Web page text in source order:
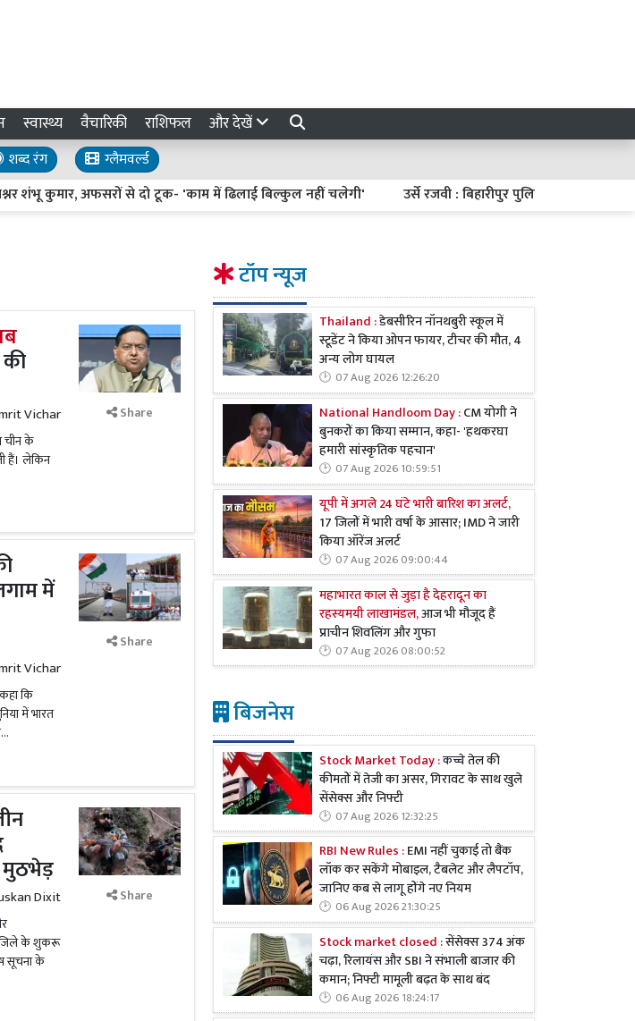
स्वास्थ्य वैचारिकी राशिफल और देखें
शब्द रंग
ग्लैमवर्ल्ड
कुमार, अफसरों से दो टूक- 'काम में ढिलाई बिल्कुल नहीं चलेगी' उर्से रजवी : बिहारीपुर पुलिस चौके पहुंचे डीएम
Vichar
चीन के
हैं। लेकिन
Share
में
Vichar
कि
में भारत
Share
मुठभेड़
Dixit
जिले के शुकरू
सूचना के
Share
टॉप न्यूज
Thailand :डेबसीरिन नॉनथबुरी स्कूल में
स्टूडेंट ने किया ओपन फायर, टीचर की मौत, 4
अन्य लोग घायल
07 Aug 2026 12:26:20
National Handloom Day :CM योगी ने
बुनकरों का किया सम्मान, कहा- 'हथकरघा
हमारी सांस्कृतिक पहचान'
07 Aug 2026 10:59:51
यूपी में अगले 24 घंटे भारी बारिश का अलर्ट,
17 जिलों में भारी वर्षा के आसार; IMD ने जारी
किया ऑरेंज अलर्ट
07 Aug 2026 09:00:44
महाभारत काल से जुड़ा है देहरादून का
रहस्यमयी लाखामंडल,आज भी मौजूद हैं
प्राचीन शिवलिंग और गुफा
07 Aug 2026 08:00:52
बिजनेस
Stock Market Today :कच्चे तेल की
कीमतों में तेजी का असर, गिरावट के साथ खुले
सेंसेक्स और निफ्टी
07 Aug 2026 12:32:25
RBI New Rules :EMI नहीं चुकाई तो बैंक
लॉक कर सकेंगे मोबाइल, टैबलेट और लैपटॉप,
जानिए कब से लागू होंगे नए नियम
06 Aug 2026 21:30:25
Stock market closed :सेंसेक्स 374 अंक
चढ़ा, रिलायंस और SBI ने संभाली बाजार की
कमान; निफ्टी मामूली बढ़त के साथ बंद
06 Aug 2026 18:24:17